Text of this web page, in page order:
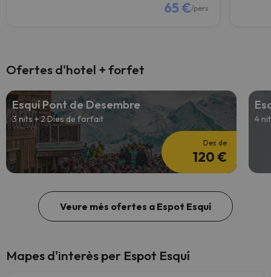
65 €/pers.
Ofertes d'hotel + forfet
Esquí Pont de Desembre
3 nits + 2 Dies de forfait
Des de
120 €
4
Veure més ofertes a Espot Esquí
Mapes d'interès per Espot Esquí